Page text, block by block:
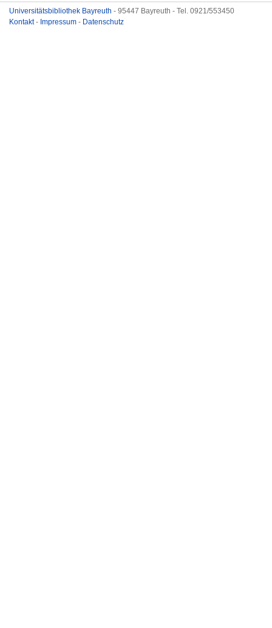
Universitätsbibliothek Bayreuth - 95447 Bayreuth - Tel. 0921/553450
Kontakt- Impressum - Datenschutz